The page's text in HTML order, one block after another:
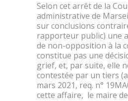
Selon cet arrêt de la
administrative de
sur conclusions
rapporteur public) une
de non-opposition à la
constitue pas une
grief, et, par suite, elle
contestée par un tiers
mars 2021, req. n°
cette affaire, le maire